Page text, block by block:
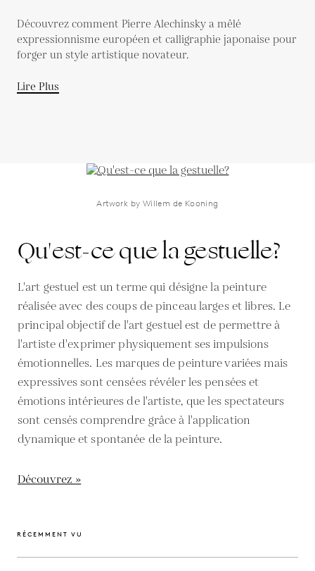
Découvrez comment Pierre Alechinsky a mêlé
expressionnisme européen et calligraphie japonaise pour
forger un style artistique novateur.
Lire Plus
Artwork by Willem de Kooning
Qu'est-ce que la gestuelle?
L'art gestuel est un terme qui désigne la peinture
réalisée avec des coups de pinceau larges et libres. Le
principal objectif de l'art gestuel est de permettre à
l'artiste d'exprimer physiquement ses impulsions
émotionnelles. Les marques de peinture variées mais
expressives sont censées révéler les pensées et
émotions intérieures de l'artiste, que les spectateurs
sont censés comprendre grâce à l'application
dynamique et spontanée de la peinture.
Découvrez »
RÉCEMMENT VU